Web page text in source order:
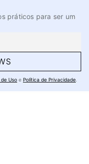
práticos para ser um
Uso e Política de Privacidade